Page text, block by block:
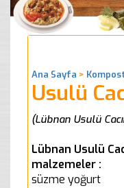
Ana Sayfa >
Usulü
(Lübnan Usulü
Lübnan Usulü
malzemeler :
süzme yoğurt